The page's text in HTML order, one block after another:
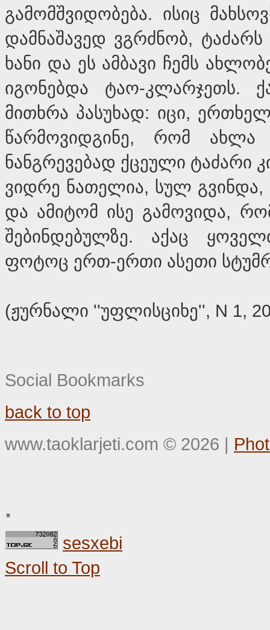
გამომშვიდობება. ისიც
დამნაშავედ ვგრძნობ,
ხანი და ეს ამბავი ჩემს
იგონებდა ტაო-კლარჯეთს.
მითხრა პასუხად: იცი,
წარმოვიდგინე, რომ ახლა
ნანგრევებად ქცეული ტაძარი
ვიდრე ნათელია, სულ გვინდა,
და ამიტომ ისე გამოვიდა,
შებინდებულზე. აქაც
ფოტოც ერთ-ერთი ასეთი
(ჟურნალი ''უფლისციხე'', N 1,
Social Bookmarks
back to top
www.taoklarjeti.com © 2026 |
.
sesxebi
Scroll to Top